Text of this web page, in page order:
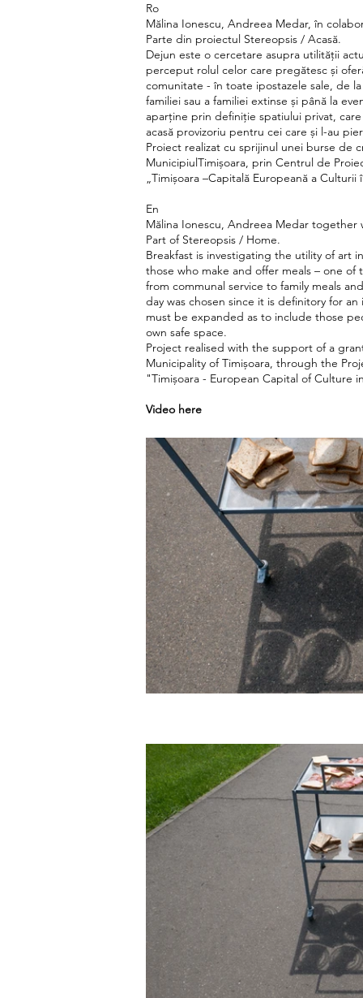
Ro
Mălina Ionescu, Andreea Medar, în
Parte din proiectul Stereopsis / Acasă.
Dejun este o cercetare asupra utilității
perceput rolul celor care pregătesc și
comunitate - în toate ipostazele sale, de
familiei sau a familiei extinse și până la
aparține prin definiție spatiului privat,
acasă provizoriu pentru cei care și l-au
Proiect realizat cu sprĳinul unei burse de
MunicipiulTimișoara, prin Centrul de
„Timișoara –Capitală Europeană a Culturii
En
Mălina Ionescu, Andreea Medar together
Part of Stereopsis / Home.
Breakfast is investigating the utility of art
those who make and offer meals – one of
from communal service to family meals
day was chosen since it is definitory for
must be expanded as to include those
own safe space.
Project realised with the support of a
Municipality of Timișoara, through the
"Timișoara - European Capital of Culture
Video here